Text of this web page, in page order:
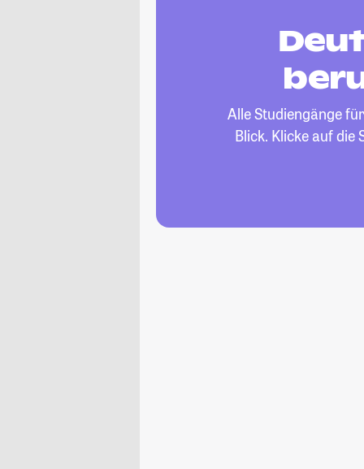
Alle Studiengänge
Blick. Klicke auf die